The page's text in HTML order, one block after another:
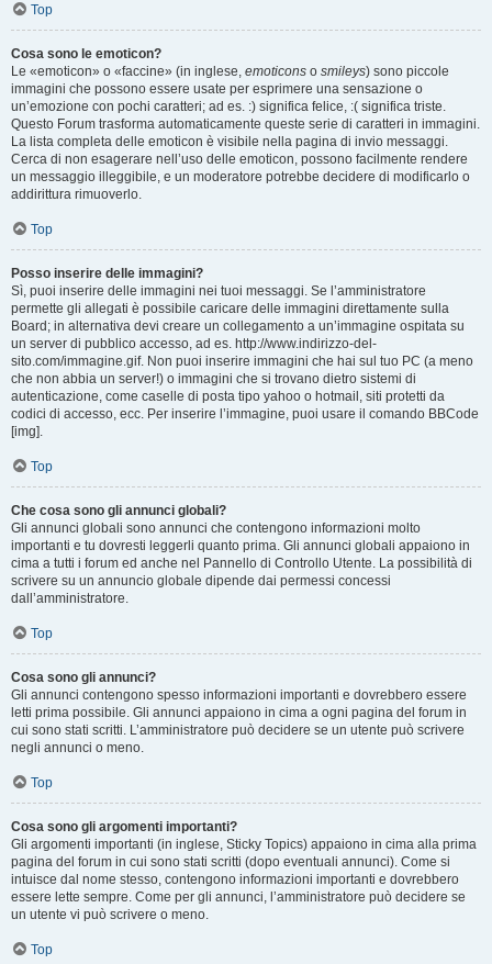
Top
Cosa sono le emoticon?
Le «emoticon» o «faccine» (in inglese, emoticons o smileys) sono piccole
immagini che possono essere usate per esprimere una sensazione o
un’emozione con pochi caratteri; ad es. :) significa felice, :( significa triste.
Questo Forum trasforma automaticamente queste serie di caratteri in immagini.
La lista completa delle emoticon è visibile nella pagina di invio messaggi.
Cerca di non esagerare nell’uso delle emoticon, possono facilmente rendere
un messaggio illeggibile, e un moderatore potrebbe decidere di modificarlo o
addirittura rimuoverlo.
Top
Posso inserire delle immagini?
Sì, puoi inserire delle immagini nei tuoi messaggi. Se l’amministratore
permette gli allegati è possibile caricare delle immagini direttamente sulla
Board; in alternativa devi creare un collegamento a un’immagine ospitata su
un server di pubblico accesso, ad es. http://www.indirizzo-del-
sito.com/immagine.gif. Non puoi inserire immagini che hai sul tuo PC (a meno
che non abbia un server!) o immagini che si trovano dietro sistemi di
autenticazione, come caselle di posta tipo yahoo o hotmail, siti protetti da
codici di accesso, ecc. Per inserire l’immagine, puoi usare il comando BBCode
[img].
Top
Che cosa sono gli annunci globali?
Gli annunci globali sono annunci che contengono informazioni molto
importanti e tu dovresti leggerli quanto prima. Gli annunci globali appaiono in
cima a tutti i forum ed anche nel Pannello di Controllo Utente. La possibilità di
scrivere su un annuncio globale dipende dai permessi concessi
dall’amministratore.
Top
Cosa sono gli annunci?
Gli annunci contengono spesso informazioni importanti e dovrebbero essere
letti prima possibile. Gli annunci appaiono in cima a ogni pagina del forum in
cui sono stati scritti. L’amministratore può decidere se un utente può scrivere
negli annunci o meno.
Top
Cosa sono gli argomenti importanti?
Gli argomenti importanti (in inglese, Sticky Topics) appaiono in cima alla prima
pagina del forum in cui sono stati scritti (dopo eventuali annunci). Come si
intuisce dal nome stesso, contengono informazioni importanti e dovrebbero
essere lette sempre. Come per gli annunci, l’amministratore può decidere se
un utente vi può scrivere o meno.
Top